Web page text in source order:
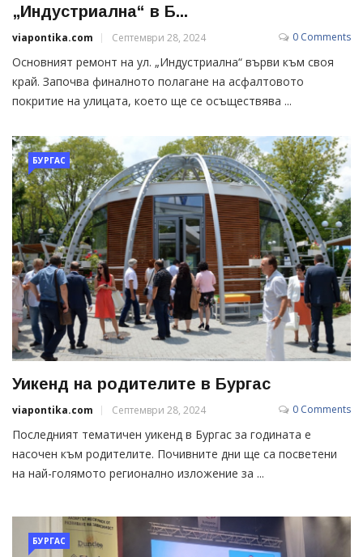
„Индустриална“ в Б...
viapontika.com Септември 28, 2024 0 Comments
Основният ремонт на ул. „Индустриална“ върви към своя
край. Започва финалното полагане на асфалтовото
покритие на улицата, което ще се осъществява ...
БУРГАС
Уикенд на родителите в Бургас
viapontika.com Септември 28, 2024 0 Comments
Последният тематичен уикенд в Бургас за годината е
насочен към родителите. Почивните дни ще са посветени
на най-голямото регионално изложение за ...
БУРГАС